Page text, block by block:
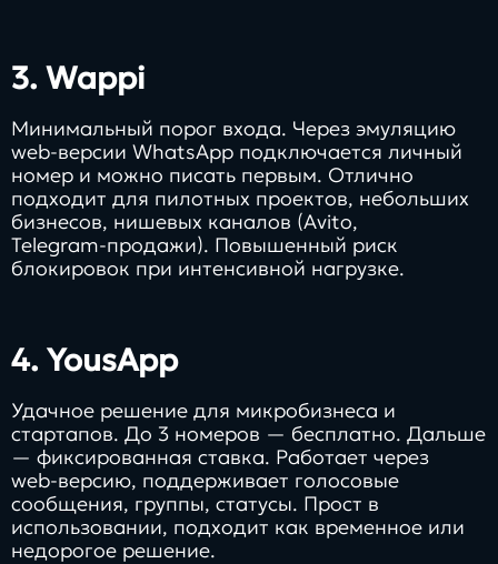
3. Wappi
Минимальный порог входа. Через эмуляцию
web-версии WhatsApp подключается личный
номер и можно писать первым. Отлично
подходит для пилотных проектов, небольших
бизнесов, нишевых каналов (Avito,
Telegram‑продажи). Повышенный риск
блокировок при интенсивной нагрузке.
4. YousApp
Удачное решение для микробизнеса и
стартапов. До 3 номеров — бесплатно. Дальше
— фиксированная ставка. Работает через
web‑версию, поддерживает голосовые
сообщения, группы, статусы. Прост в
использовании, подходит как временное или
недорогое решение.